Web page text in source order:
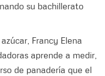
su bachillerato
Francy Elena
aprende a medir,
de panadería que el